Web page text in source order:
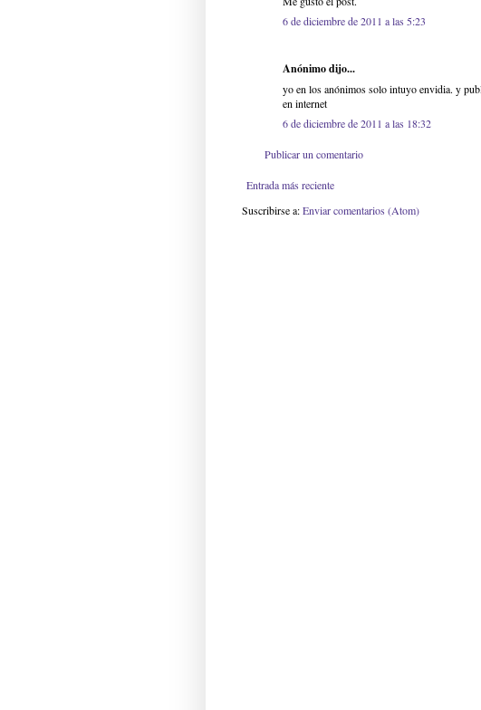
6 de diciembre de 2011 a las 5:23
Anónimo dijo...
yo en los anónimos solo intuyo envidia. y
en internet
6 de diciembre de 2011 a las 18:32
Publicar un comentario
Entrada más reciente
Suscribirse a:Enviar comentarios (Atom)